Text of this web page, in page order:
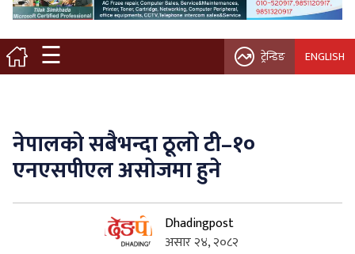
☰
विचार / ब्लग
नगर/गाउँ पालिका
कृषि/सहकारी
साहित्य / संस्कृति
ट्रेन्डिङ ENGLISH
नेपालको सबैभन्दा ठूलो टी–१०
एनएसपीएल असोजमा हुने
Dhadingpost
असार २४, २०८२